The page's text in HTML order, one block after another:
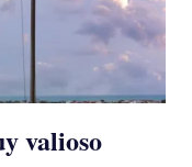
valioso